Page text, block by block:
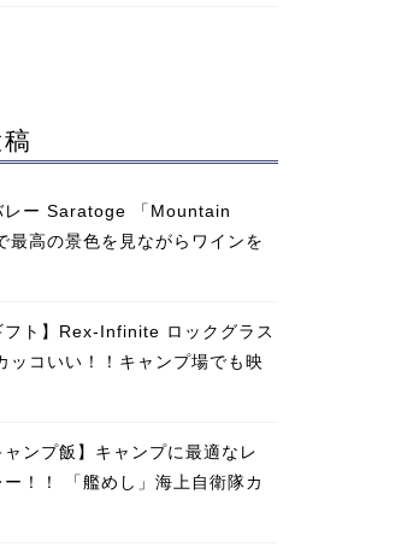
レー Saratoge 「Mountain
最高の景色を見ながらワインを
フト】Rex-Infinite ロックグラス
ッコいい！！キャンプ場でも映
ャンプ飯】キャンプに最適なレ
ー！！ 「艦めし」海上自衛隊カ